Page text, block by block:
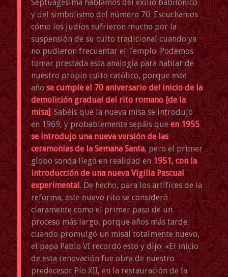
Septuagésima hablamos del exilio babilónico
y del simbolismo del número 70. Escuchamos
cómo los judíos sufrieron mucho por la
suspensión de su culto tradicional cuando ya
no pudieron frecuentar el Templo. Podemos
tomar prestada esta analogía para hablar de
nuestro propio culto católico, porque este
año se cumple el 70 aniversario del inicio de la
demolición gradual del rito romano [de la
misa]. Sabéis que la nueva misa se introdujo
en 1969, y probablemente sepáis que en 1955
se introdujo una nueva versión de las
ceremonias de la Semana Santa, pero el primer
globo sonda llegó en realidad en 1951, con la
introducción de una nueva Vigilia Pascual
experimental. De hecho, para los artífices de la
reforma, este nuevo rito se consideró
claramente como el primer paso de un
proceso más largo, porque años más tarde,
cuando promulgó un misal totalmente nuevo,
el papa Pablo VI recordó esto y dijo: «El inicio
de esta renovación fue obra de nuestro
predecesor Pío XII, en la restauración de la